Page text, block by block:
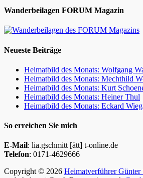
Wanderbeilagen FORUM Magazin
Neueste Beiträge
Heimatbild des Monats: Wolfgang
Heimatbild des Monats: Mechthild
Heimatbild des Monats: Kurt
Heimatbild des Monats: Heiner Thul
Heimatbild des Monats: Eckard
So erreichen Sie mich
E-Mail: lia.gschmitt [ätt] t-online.de
Telefon: 0171-4629666
Copyright © 2026 Heimatverführer Günter